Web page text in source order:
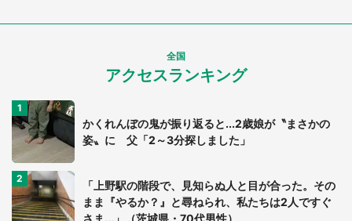
全国
アクセスランキング
かくれんぼの鬼が振り返ると...2歳娘が〝まさかの
姿〟に 父「2～3分探しました」
「上野駅の階段で、見知らぬ人と目が合った。その
まま『やるか？』と尋ねられ、私たちは2人ですぐ